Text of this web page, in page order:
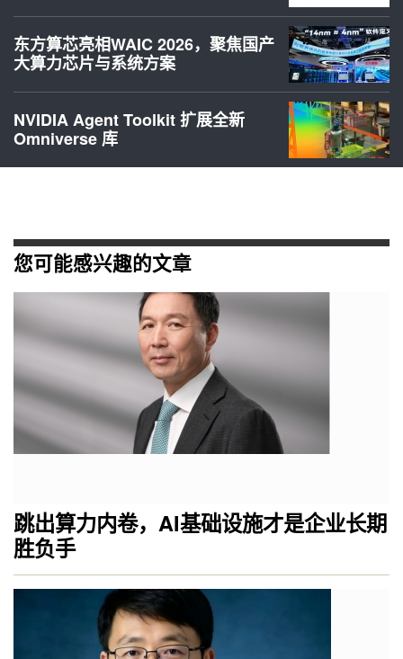
东方算芯亮相WAIC 2026，聚焦国产
大算力芯片与系统方案
NVIDIA Agent Toolkit 扩展全新
Omniverse 库
您可能感兴趣的文章
跳出算力内卷，AI基础设施才是企业长期
胜负手